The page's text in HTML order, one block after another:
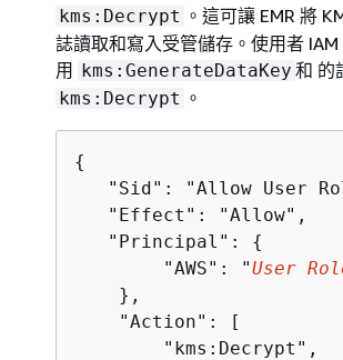
kms:Decrypt 。這可讓 EMR 將
誌讀取和寫入受管儲存。使用者
用 kms:GenerateDataKey 和 的
kms:Decrypt 。
{
"Sid": "Allow User
   "Effect": "Allow",
   "Principal":
{
        "AWS": "
User
    },
    "Action": [
        "kms:Decrypt",